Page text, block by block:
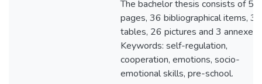
The bachelor thesis consists of 52
pages, 36 bibliographical items, 3
tables, 26 pictures and 3 annexes.
Keywords: self-regulation,
cooperation, emotions, socio-
emotional skills, pre-school.